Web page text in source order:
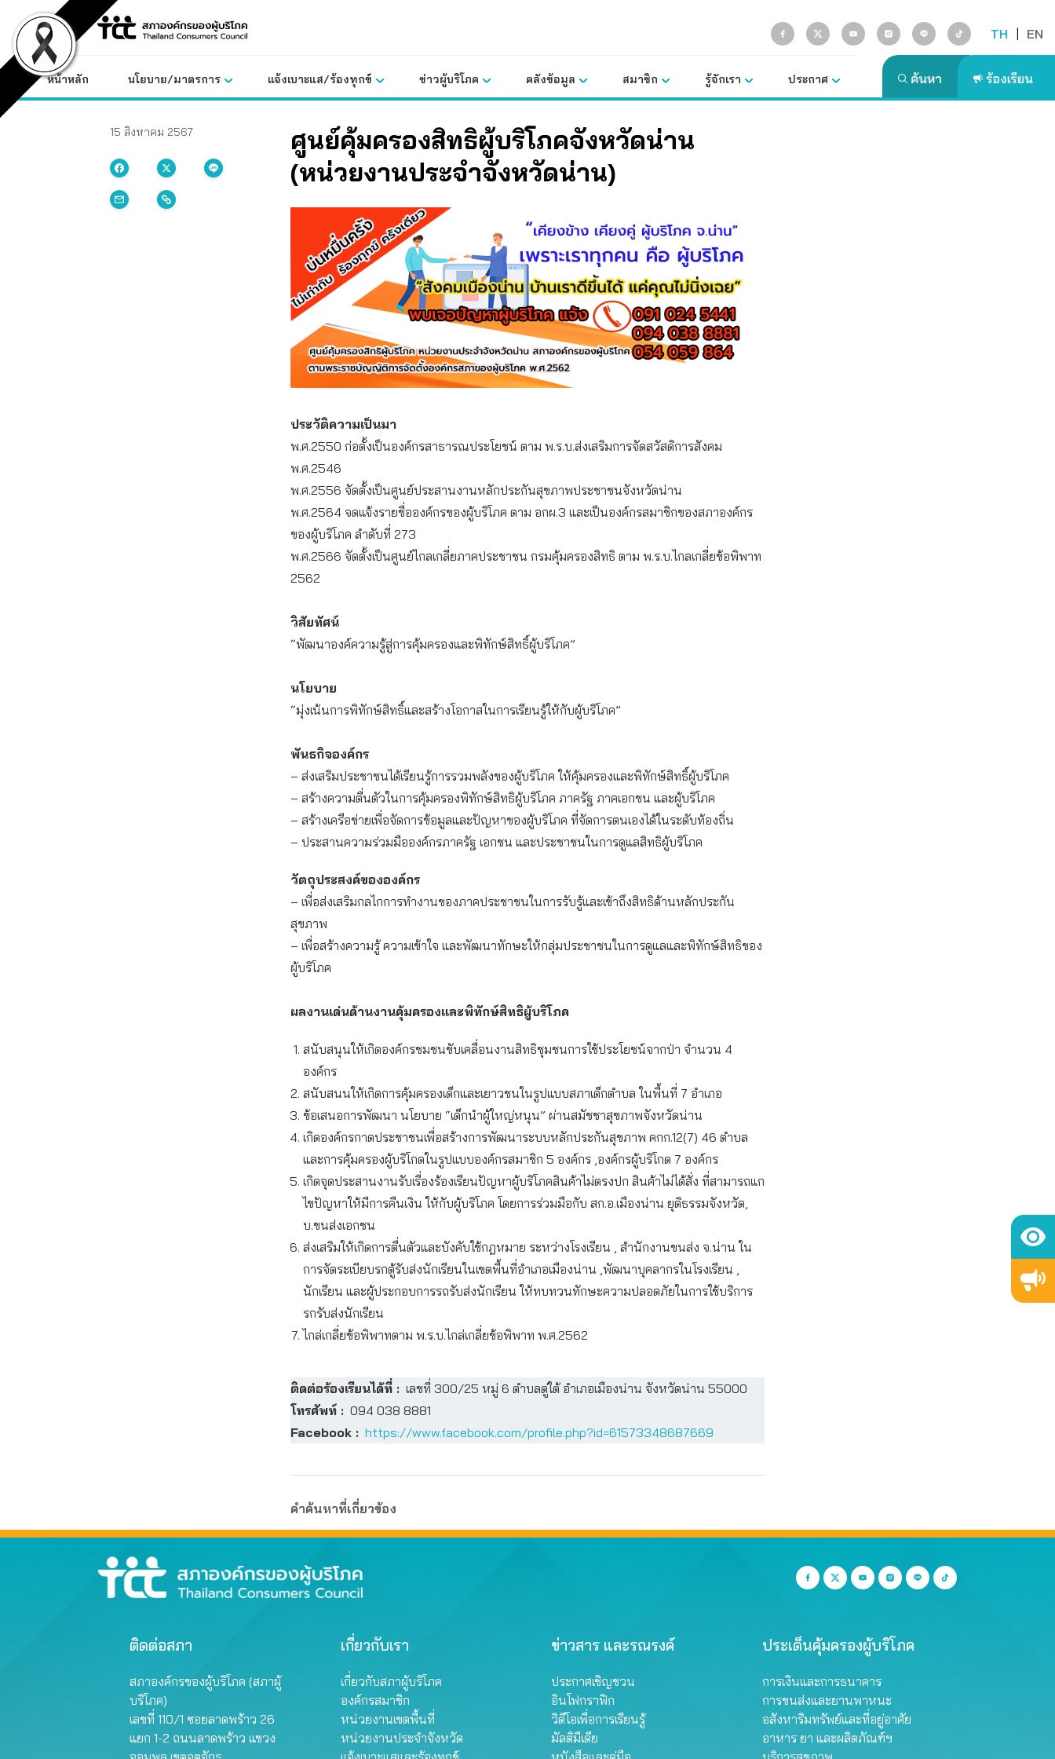
content
TH | EN
หน้าหลัก นโยบาย/มาตรการ แจ้งเบาะแส/ร้องทุกข์ ข่าวผู้บริโภค คลังข้อมูล สมาชิก รู้จักเรา ประกาศ
15 สิงหาคม 2567
ศูนย์คุ้มครองสิทธิผู้บริโภคจังหวัดน่าน
(หน่วยงานประจำจังหวัดน่าน)
ประวัติความเป็นมา
พ.ศ.2550 ก่อตั้งเป็นองค์กรสาธารณประโยชน์ ตาม พ.ร.บ.ส่งเสริมการจัดสวัสดิการสังคม
พ.ศ.2546
พ.ศ.2556 จัดตั้งเป็นศูนย์ประสานงานหลักประกันสุขภาพประชาชนจังหวัดน่าน
พ.ศ.2564 จดแจ้งรายชื่อองค์กรของผู้บริโภค ตาม อกผ.3 และเป็นองค์กรสมาชิกของสภาองค์กร
ของผู้บริโภค ลำดับที่ 273
พ.ศ.2566 จัดตั้งเป็นศูนย์ไกลเกลี่ยภาคประชาชน กรมคุ้มครองสิทธิ ตาม พ.ร.บ.ไกลเกลี่ยข้อพิพาท
2562
วิสัยทัศน์
“พัฒนาองค์ความรู้สู่การคุ้มครองและพิทักษ์สิทธิ์ผู้บริโภค”
นโยบาย
“มุ่งเน้นการพิทักษ์สิทธิ์และสร้างโอกาสในการเรียนรู้ให้กับผู้บริโภค”
พันธกิจองค์กร
– ส่งเสริมประชาชนได้เรียนรู้การรวมพลังของผู้บริโภค ให้คุ้มครองและพิทักษ์สิทธิ์ผู้บริโภค
– สร้างความตื่นตัวในการคุ้มครองพิทักษ์สิทธิผู้บริโภค ภาครัฐ ภาคเอกชน และผู้บริโภค
– สร้างเครือข่ายเพื่อจัดการข้อมูลและปัญหาของผู้บริโภค ที่จัดการตนเองได้ในระดับท้องถิ่น
– ประสานความร่วมมือองค์กรภาครัฐ เอกชน และประชาชนในการดูแลสิทธิผู้บริโภค
วัตถุประสงค์ขององค์กร
– เพื่อส่งเสริมกลไกการทำงานของภาคประชาชนในการรับรู้และเข้าถึงสิทธิด้านหลักประกัน
สุขภาพ
– เพื่อสร้างความรู้ ความเข้าใจ และพัฒนาทักษะให้กลุ่มประชาชนในการดูแลและพิทักษ์สิทธิของ
ผู้บริโภค
ผลงานเด่นด้านงานคุ้มครองและพิทักษ์สิทธิผู้บริโภค
สนับสนุนให้เกิดองค์กรชมชนขับเคลื่อนงานสิทธิชุมชนการใช้ประโยชน์จากป่า จำนวน 4
องค์กร
สนับสนนให้เกิดการคุ้มครองเด็กและเยาวชนในรูปแบบสภาเด็กตำบล ในพื้นที่ 7 อำเภอ
ข้อเสนอการพัฒนา นโยบาย “เด็กนำผู้ใหญ่หนุน” ผ่านสมัชชาสุขภาพจังหวัดน่าน
เกิดองค์กรกาดประชาชนเพื่อสร้างการพัฒนาระบบหลักประกันสุขภาพ คกก.12(7) 46 ตำบล
และการคุ้มครองผู้บริโกดในรูปแบบองค์กรสมาชิก 5 องค์กร ,องค์กรผู้บริโกด 7 องค์กร
เกิดจุดประสานงานรับเรื่องร้องเรียนปัญหาผู้บริโภคสินค้าไม่ตรงปก สินค้าไม่ได้สั่ง ที่สามารถแก
ไขปัญหาให้มีการคืนเงิน ให้กับผู้บริโภค โดยการร่วมมือกับ สก.อ.เมืองน่าน ยุติธรรมจังหวัด,
บ.ขนส่งเอกชน
ส่งเสริมให้เกิดการตื่นตัวและบังคับใช้กฎหมาย ระหว่างโรงเรียน , สำนักงานขนส่ง จ.น่าน ใน
การจัดระเบียบรกตู้รับส่งนักเรียนในเขตพื้นที่อำเภอเมืองน่าน ,พัฒนาบุคลากรในโรงเรียน ,
นักเรียน และผู้ประกอบการรถรับส่งนักเรียน ให้ทบทวนทักษะความปลอดภัยในการใช้บริการ
รกรับส่งนักเรียน
ไกล่เกลี่ยข้อพิพาทตาม พ.ร.บ.ไกล่เกลี่ยข้อพิพาท พ.ศ.2562
ติดต่อร้องเรียนได้ที่ : เลขที่ 300/25 หมู่ 6 ตำบลดู่ใต้ อำเภอเมืองน่าน จังหวัดน่าน 55000
โทรศัพท์ : 094 038 8881
Facebook : https://www.facebook.com/profile.php?id=61573348687669
คำค้นหาที่เกี่ยวข้อง
ติดต่อสภา
สภาองค์กรของผู้บริโภค (สภาผู้
บริโภค)
เลขที่ 110/1 ซอยลาดพร้าว 26
แยก 1-2 ถนนลาดพร้าว แขวง
เกี่ยวกับเรา
เกี่ยวกับสภาผู้บริโภค
องค์กรสมาชิก
หน่วยงานเขตพื้นที่
หน่วยงานประจำจังหวัด
ข่าวสาร และรณรงค์
ประกาศเชิญชวน
อินโฟกราฟิก
วิดีโอเพื่อการเรียนรู้
มัลติมีเดีย
ประเด็นคุ้มครองผู้บริโภค
การเงินและการธนาคาร
การขนส่งและยานพาหนะ
อสังหาริมทรัพย์และที่อยู่อาศัย
อาหาร ยา และผลิตภัณฑ์ฯ